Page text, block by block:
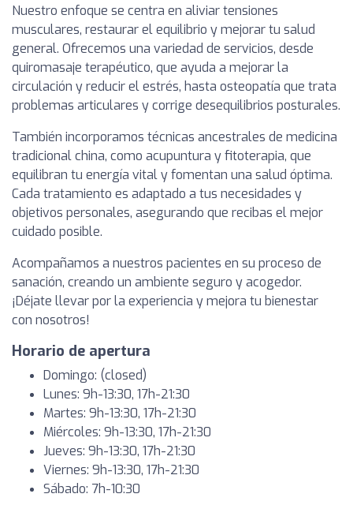
Nuestro enfoque se centra en aliviar tensiones
musculares, restaurar el equilibrio y mejorar tu salud
general. Ofrecemos una variedad de servicios, desde
quiromasaje terapéutico, que ayuda a mejorar la
circulación y reducir el estrés, hasta osteopatía que trata
problemas articulares y corrige desequilibrios posturales.
También incorporamos técnicas ancestrales de medicina
tradicional china, como acupuntura y fitoterapia, que
equilibran tu energía vital y fomentan una salud óptima.
Cada tratamiento es adaptado a tus necesidades y
objetivos personales, asegurando que recibas el mejor
cuidado posible.
Acompañamos a nuestros pacientes en su proceso de
sanación, creando un ambiente seguro y acogedor.
¡Déjate llevar por la experiencia y mejora tu bienestar
con nosotros!
Horario de apertura
Domingo: (closed)
Lunes: 9h-13:30, 17h-21:30
Martes: 9h-13:30, 17h-21:30
Miércoles: 9h-13:30, 17h-21:30
Jueves: 9h-13:30, 17h-21:30
Viernes: 9h-13:30, 17h-21:30
Sábado: 7h-10:30